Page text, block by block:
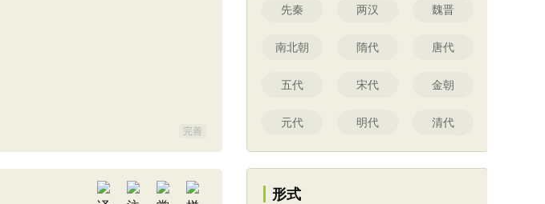
完善
先秦 两汉 魏晋
南北朝 隋代 唐代
五代 宋代 金朝
元代 明代 清代
形式